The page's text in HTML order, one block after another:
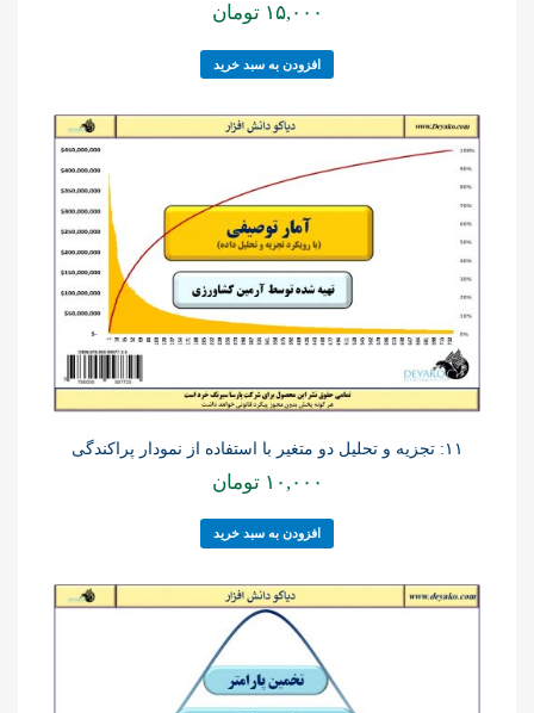
۱۵,۰۰۰ تومان
افزودن به سبد خرید
۱۱: تجزیه و تحلیل دو متغیر با استفاده از نمودار پراکندگی
۱۰,۰۰۰ تومان
افزودن به سبد خرید